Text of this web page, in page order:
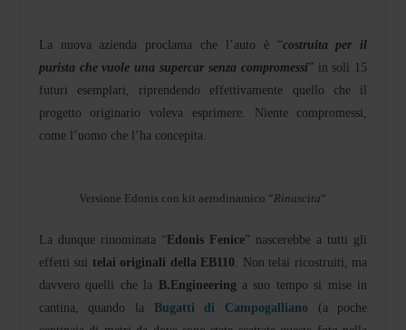
La nuova azienda proclama che l’auto è “costruita per il
purista che vuole una supercar senza compromessi” in soli 15
futuri esemplari, riprendendo effettivamente quello che il
progetto originario voleva esprimere. Niente compromessi,
come l’uomo che l’ha concepita.
Versione Edonis con kit aerodinamico “Rinascita“
La dunque rinominata “Edonis Fenice” nascerebbe a tutti gli
effetti sui telai originali della EB110 . Non telai ricostruiti, ma
davvero quelli che la B.Engineering a suo tempo si mise in
cantina, quando la Bugatti di Campogalliano(a poche